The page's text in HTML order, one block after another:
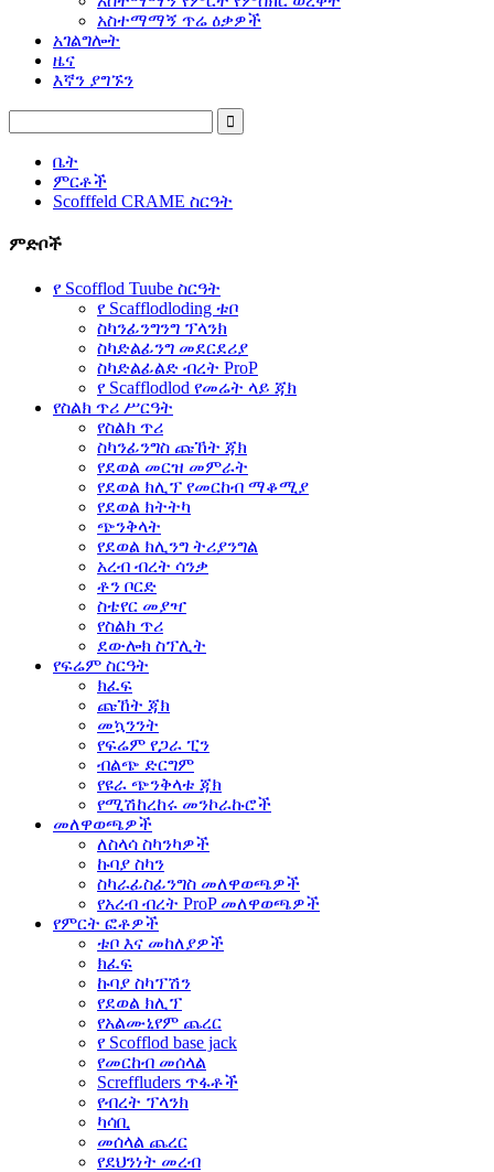
አስተማማኝ ጥሬ ዕቃዎች
አገልግሎት
ዜና
እኛን ያግኙን
ቤት
ምርቶች
Scofffeld CRAME ስርዓት
ምድቦች
የ Scofflod Tuube ስርዓት
የ Scafflodloding ቱቦ
ስካንፊንግንግ ፕላንክ
ስካድልፊንግ መደርደሪያ
ስካድልፊልድ ብረት ProP
የ Scafflodlod የመሬት ላይ ጃክ
የስልክ ጥሪ ሥርዓት
የስልክ ጥሪ
ስካንፊንግስ ጩኸት ጃክ
የደወል መርዝ መምራት
የደወል ክሊፕ የመርከብ ማቆሚያ
የደወል ክትትካ
ጭንቅላት
የደወል ክሊንግ ትሪያንግል
አረብ ብረት ሳንቃ
ቶን ቦርድ
ስቴየር መያዣ
የስልክ ጥሪ
ደውሎክ ስፕሊት
የፍሬም ስርዓት
ክፈፍ
ጩኸት ጃክ
መኳንንት
የፍሬም የጋራ ፒን
ብልጭ ድርግም
የዩራ ጭንቅላቱ ጃክ
የሚሽከረከሩ መንኮራኩሮች
መለዋወጫዎች
ለስላሳ ስካንካዎች
ኩባያ ስካን
ስካራፊስፊንግስ መለዋወጫዎች
የአረብ ብረት ProP መለዋወጫዎች
የምርት ፎቶዎች
ቱቦ እና መከለያዎች
ክፈፍ
ኩባያ ስካፕሽን
የደወል ክሊፕ
የአልሙኒየም ጨረር
የ Scofflod base jack
የመርከብ መሰላል
Screffluders ጥፋቶች
የብረት ፕላንክ
ካሳቢ
መሰላል ጨረር
የደህንነት መረብ